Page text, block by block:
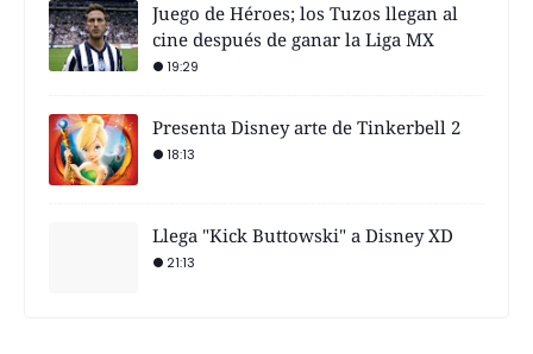
Juego de Héroes; los Tuzos llegan al
cine después de ganar la Liga MX
19:29
Presenta Disney arte de Tinkerbell 2
18:13
Llega "Kick Buttowski" a Disney XD
21:13